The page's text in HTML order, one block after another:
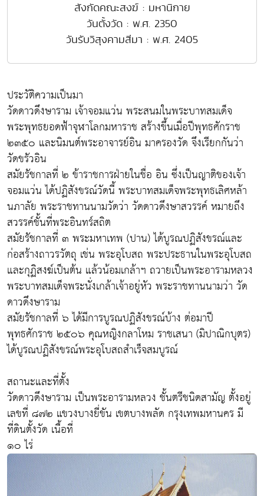
สังกัดคณะสงฆ์ : มหานิกาย
วันตั้งวัด : พ.ศ. 2350
วันรับวิสุงคามสีมา : พ.ศ. 2405
ประวัติความเป็นมา
วัดดาวดึงษาราม เจ้าจอมแว่น พระสนมในพระบาทสมเด็จ
พระพุทธยอดฟ้าจุฬาโลกมหาราช สร้างขึ้นเมื่อปีพุทธศักราช
๒๓๕๐ และนิมนต์พระอาจารย์อิน มาครองวัด จึงเรียกกันว่า
วัดขรัวอิน
สมัยรัชกาลที่ ๒ ข้าราชการฝ่ายในชื่อ อิน ซึ่งเป็นญาติของเจ้า
จอมแว่น ได้ปฏิสังขรณ์วัดนี้ พระบาทสมเด็จพระพุทธเลิศหล้า
นภาลัย พระราชทานนามวัดว่า วัดดาวดึงษาสวรรค์ หมายถึง
สวรรค์ชั้นที่พระอินทร์สถิต
สมัยรัชกาลที่ ๓ พระมหาเทพ (ปาน) ได้บูรณปฏิสังขรณ์และ
ก่อสร้างถาวรวัตถุ เช่น พระอุโบสถ พระประธานในพระอุโบสถ
และกุฏิสงฆ์เป็นต้น แล้วน้อมเกล้าฯ ถวายเป็นพระอารามหลวง
พระบาทสมเด็จพระนั่งเกล้าเจ้าอยู่หัว พระราชทานนามว่า วัด
ดาวดึงษาราม
สมัยรัชกาลที่ ๖ ได้มีการบูรณปฏิสังขรณ์บ้าง ต่อมาปี
พุทธศักราช ๒๕๐๖ คุณหญิงกลาโหม ราชเสนา (มิปาณิกบุตร)
ได้บูรณปฏิสังขรณ์พระอุโบสถสำเร็จสมบูรณ์
สถานะและที่ตั้ง
วัดดาวดึงษาราม เป็นพระอารามหลวง ชั้นตรีชนิดสามัญ ตั้งอยู่
เลขที่ ๘๗๒ แขวงบางยี่ขัน เขตบางพลัด กรุงเทพมหานคร มี
ที่ดินตั้งวัด เนื้อที่
๑๐ ไร่